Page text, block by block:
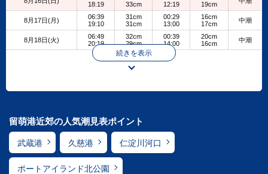
18:19
33cm
12:19
19cm
8月17日(月)
06:39
19:10
31cm
31cm
00:29
13:00
16cm
17cm
中潮
8月18日(火)
06:49
20:19
32cm
29cm
00:39
14:00
20cm
16cm
中潮
続きを表示
留萌港近郊の人気潮見表ポイント
武蔵港 久慈港 仁淀川河口
ポートアイランド北公園